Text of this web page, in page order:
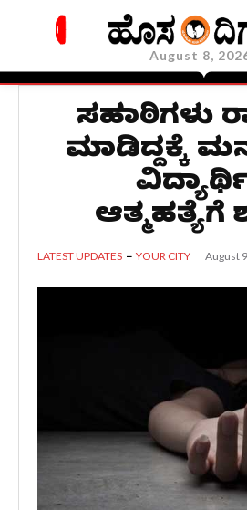
August 8,
ಸಹಪಾಠಿಗಳು
ಮಾಡಿದ್ದಕ್ಕೆ
ಆತ್ಮಹತ್ಯೆಗೆ
LATEST UPDATES YOUR CITY August